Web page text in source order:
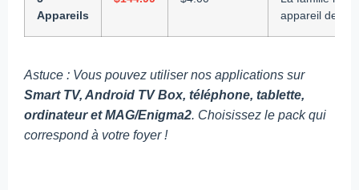
Appareils
appareil de
Astuce : Vous pouvez utiliser nos applications sur
Smart TV, Android TV Box, téléphone, tablette,
ordinateur et MAG/Enigma2. Choisissez le pack qui
correspond à votre foyer !